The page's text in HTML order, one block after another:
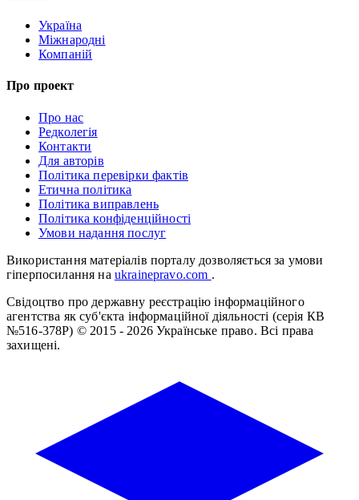
Україна
Міжнародні
Компаній
Про проект
Про нас
Редколегія
Контакти
Для авторів
Політика перевірки фактів
Етична політика
Політика виправлень
Політика конфіденційності
Умови надання послуг
Використання матеріалів порталу дозволяється за умови
гіперпосилання на ukrainepravo.com .
Свідоцтво про державну реєстрацію інформаційного
агентства як суб'єкта інформаційної діяльності (серія КВ
№516-378Р) © 2015 - 2026 Українське право. Всі права
захищені.